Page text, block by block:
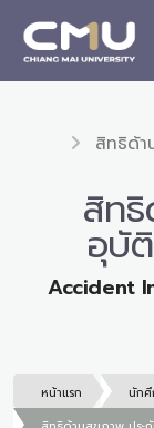
สิทธิด้า
สิท
อุบั
Accident
หน้าแรก
นักศึ